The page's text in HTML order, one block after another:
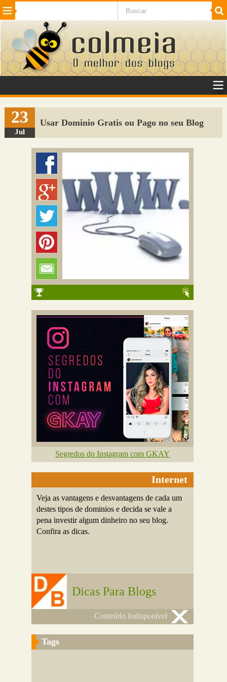
Beleza Cinema e TV
Internet Jogos NotÃ­cias SaÃºde
VeÃ­culos Adulto
Sugerir Link
Adicionar Blog
Colmeia Exchange
23
Jul
Usar Dominio Gratis ou Pago no seu Blog
Segredos do Instagram com GKAY
Internet
Veja as vantagens e desvantagens de cada um
destes tipos de dominios e decida se vale a
pena investir algum dinheiro no seu blog.
Confira as dicas.
Dicas Para Blogs
Conteúdo Indisponível
Tags